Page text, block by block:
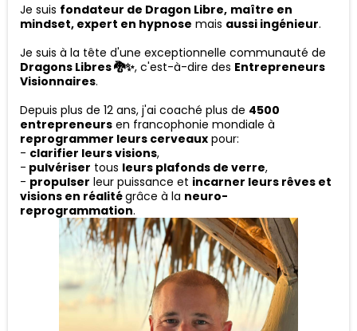
Je suis fondateur de Dragon Libre, maître en
mindset, expert en hypnose mais aussi ingénieur.
Je suis à la tête d'une exceptionnelle communauté de
Dragons Libres 🐉✨, c'est-à-dire des Entrepreneurs
Visionnaires.
Depuis plus de 12 ans, j'ai coaché plus de 4500
entrepreneurs en francophonie mondiale à
reprogrammer leurs cerveaux pour:
- clarifier leurs visions,
- pulvériser tous leurs plafonds de verre,
- propulser leur puissance et incarner leurs rêves et
visions en réalitégrâce à la neuro-
reprogrammation.